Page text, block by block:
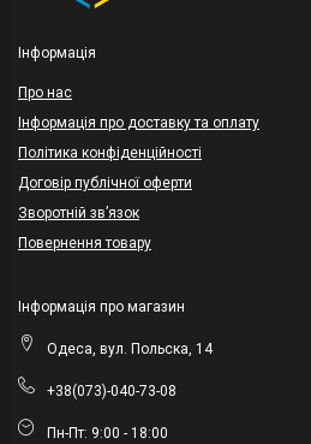
Інформація
Про нас
Інформація про доставку та оплату
Політика конфіденційності
Договір публічної оферти
Зворотній зв’язок
Повернення товару
Інформація про магазин
Одеса, вул. Польска, 14
+38(073)-040-73-08
Пн-Пт: 9:00 - 18:00